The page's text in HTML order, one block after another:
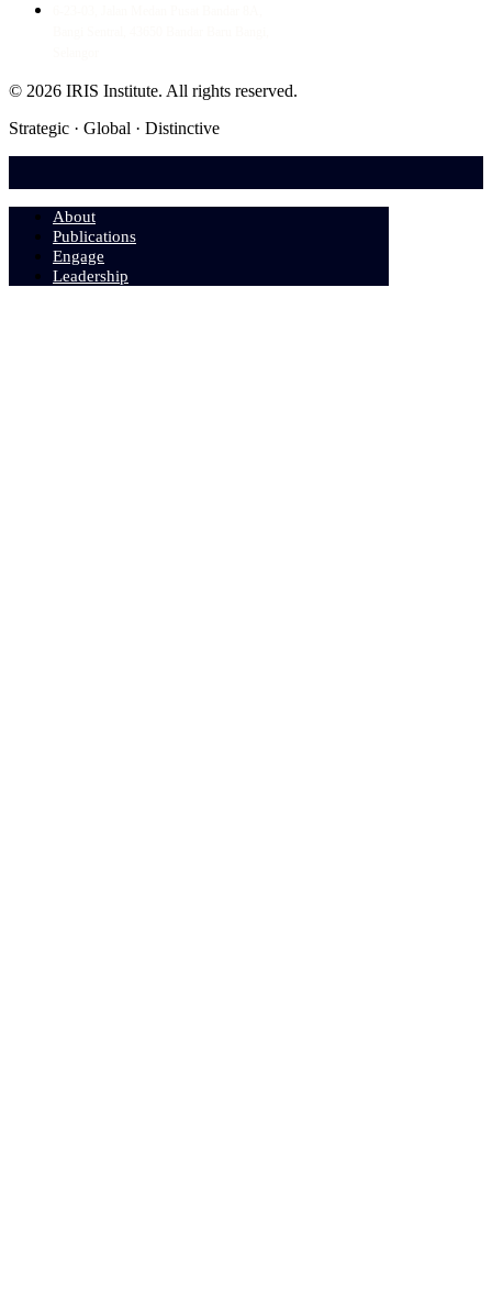
© 2026 IRIS Institute. All rights reserved.
Strategic · Global · Distinctive
About
Publications
Engage
Leadership